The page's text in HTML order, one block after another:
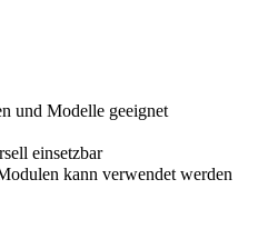
und Modelle geeignet
einsetzbar
kann verwendet werden